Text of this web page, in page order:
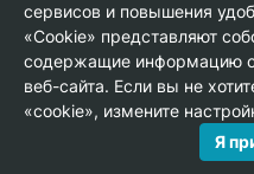
© Copyright 2013-2026
сервисов и повышения
«Cookie» представляют
содержащие информацию
веб-сайта. Если вы не
«cookie», измените
Я